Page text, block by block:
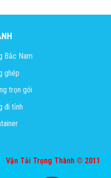
Bắc Nam
ghép
trọn gói
đi tỉnh
Vận Tải Trọng Thành © 2011